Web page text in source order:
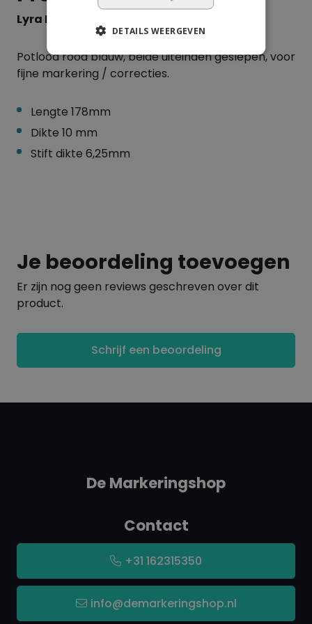
Lyra Duo 2930 Rood / Blauw
Potlood rood blauw, beide uiteinden geslepen, voor
fijne markering / correcties.
Lengte 178mm
Dikte 10 mm
Stift dikte 6,25mm
Je beoordeling toevoegen
Er zijn nog geen reviews geschreven over dit
product.
Schrijf een beoordeling
De Markeringshop
Contact
+31 162315350
info@demarkeringshop.nl
DETAILS WEERGEVEN